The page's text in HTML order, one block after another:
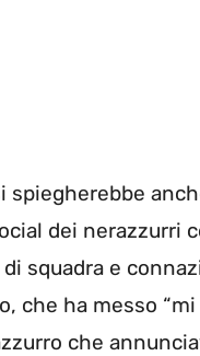
spiegherebbe
dei nerazzurri
squadra e
che ha messo “mi
che